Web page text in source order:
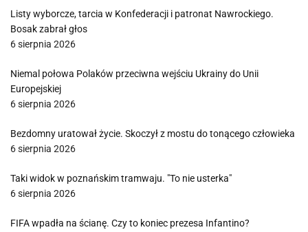
Listy wyborcze, tarcia w Konfederacji i patronat Nawrockiego.
Bosak zabrał głos
6 sierpnia 2026
Niemal połowa Polaków przeciwna wejściu Ukrainy do Unii
Europejskiej
6 sierpnia 2026
Bezdomny uratował życie. Skoczył z mostu do tonącego człowieka
6 sierpnia 2026
Taki widok w poznańskim tramwaju. "To nie usterka"
6 sierpnia 2026
FIFA wpadła na ścianę. Czy to koniec prezesa Infantino?